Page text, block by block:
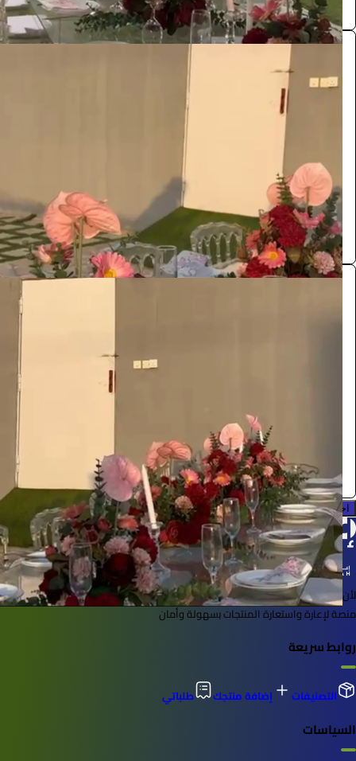
طاولة طعام
الفعاليات والحفلات
الدوادمي
مستلزمات اعراس
0.0 (0)
مستلزمات اعراس
احجز الآن
لأن الأشياء خُلقت لتُستخدم
منصة لإعارة واستعارة المنتجات بسهولة وأمان
روابط سريعة
التصنيفات إضافة منتجك طلباتي
السياسات